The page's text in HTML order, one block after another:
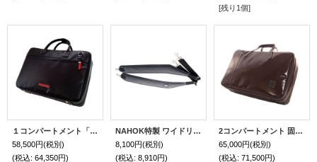
[残り1個]
１コンパートメント「Banderas3/wf」マットブラック / レッド
58,500円(税別)
(税込: 64,350円)
NAHOK特製 ワイドリュックベルト マットブラック
8,100円(税別)
(税込: 8,910円)
2コンパートメント 固定ベルト付き マチ厚ケース「Deniro 4/wf」(マリゴM2,オーボエレジェンドハイブリッド対応） チョコ
65,000円(税別)
(税込: 71,500円)